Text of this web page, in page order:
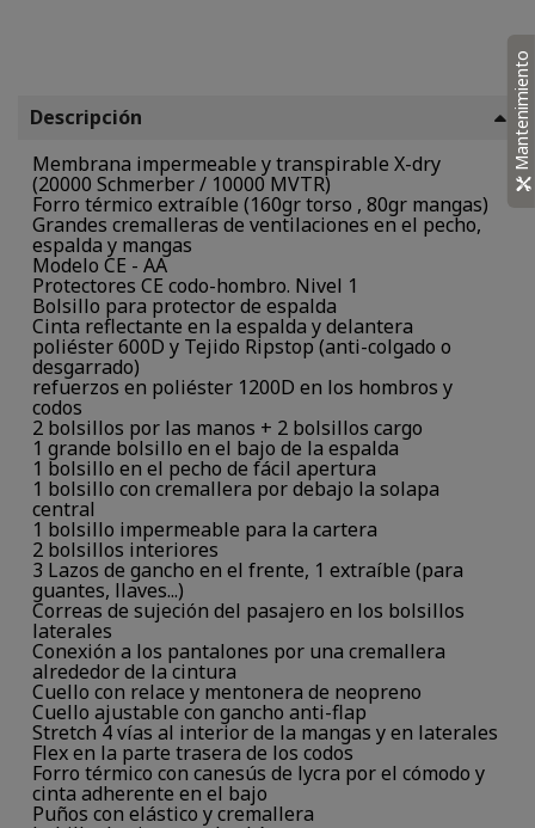
Descripción
Membrana impermeable y transpirable X-dry
(20000 Schmerber / 10000 MVTR)
Forro térmico extraíble (160gr torso , 80gr mangas)
Grandes cremalleras de ventilaciones en el pecho,
espalda y mangas
Modelo CE - AA
Protectores CE codo-hombro. Nivel 1
Bolsillo para protector de espalda
Cinta reflectante en la espalda y delantera
poliéster 600D y Tejido Ripstop (anti-colgado o
desgarrado)
refuerzos en poliéster 1200D en los hombros y
codos
2 bolsillos por las manos + 2 bolsillos cargo
1 grande bolsillo en el bajo de la espalda
1 bolsillo en el pecho de fácil apertura
1 bolsillo con cremallera por debajo la solapa
central
1 bolsillo impermeable para la cartera
2 bolsillos interiores
3 Lazos de gancho en el frente, 1 extraíble (para
guantes, llaves...)
Correas de sujeción del pasajero en los bolsillos
laterales
Conexión a los pantalones por una cremallera
alrededor de la cintura
Cuello con relace y mentonera de neopreno
Cuello ajustable con gancho anti-flap
Stretch 4 vías al interior de la mangas y en laterales
Flex en la parte trasera de los codos
Forro térmico con canesús de lycra por el cómodo y
cinta adherente en el bajo
Puños con elástico y cremallera
Mantenimiento